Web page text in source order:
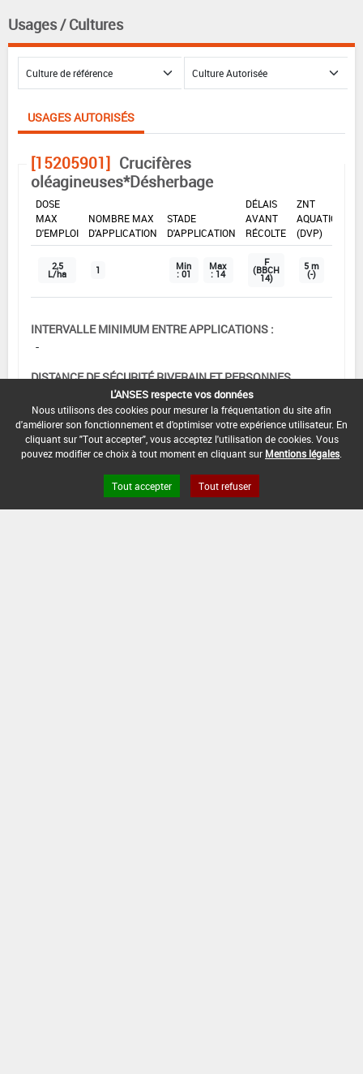
Usages / Cultures
USAGES AUTORISÉS
[15205901] Crucifères
oléagineuses*Désherbage
DOSE
MAX
D'EMPLOI
NOMBRE MAX
D'APPLICATION
STADE
D'APPLICATION
DÉLAIS
AVANT
RÉCOLTE
ZNT
AQUATIQUE
(DVP)
2,5
L/ha 1 Min
: 01
Max
: 14
F
(BBCH
14)
5 m
(-)
INTERVALLE MINIMUM ENTRE APPLICATIONS :
-
DISTANCE DE SÉCURITÉ RIVERAIN ET PERSONNES
Se référer à la catégorie « RIVERAINS » dans la
rubrique « conditions d'emploi générales » ci-dessus.
En l'absence de distance de sécurité riverains fixée
dans l'AMM, l'arrêté du 4 mai 2017 relatif à la mise sur
le marché et à l'utilisation des produits
phytopharmaceutiques et de leurs adjuvants visés à
L'ANSES respecte vos données
Nous utilisons des cookies pour mesurer la fréquentation du site afin
d'améliorer son fonctionnement et d'optimiser votre expérience utilisateur. En
cliquant sur "Tout accepter", vous acceptez l'utilisation de cookies. Vous
pouvez modifier ce choix à tout moment en cliquant sur Mentions légales
Tout accepter Tout refuser